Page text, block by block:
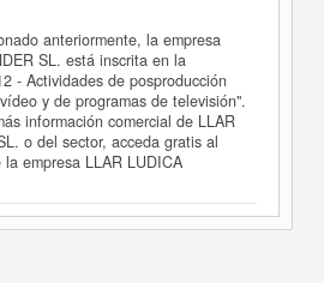
anteriormente, la empresa
SL. está inscrita en la
- Actividades de posproducción
y de programas de televisión".
información comercial de LLAR
o del sector, acceda gratis al
empresa LLAR LUDICA